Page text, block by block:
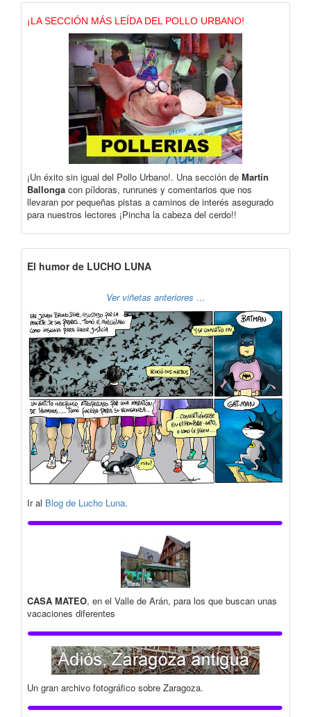
¡LA SECCIÓN MÁS LEÍDA DEL POLLO URBANO!
¡Un éxito sin igual del Pollo Urbano!. Una sección de Martín
Ballonga con píldoras, runrunes y comentarios que nos
llevaran por pequeñas pistas a caminos de interés asegurado
para nuestros lectores ¡Pincha la cabeza del cerdo!!
El humor de LUCHO LUNA
Ver viñetas anteriores …
Ir al Blog de Lucho Luna.
CASA MATEO, en el Valle de Arán, para los que buscan unas
vacaciones diferentes
Un gran archivo fotográfico sobre Zaragoza.